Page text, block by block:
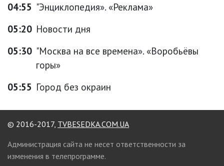
04:55 "Энциклопедия». «Реклама»
05:20 Новости дня
05:30 "Москва на все времена». «Воробьёвы
горы»
05:55 Город без окраин
© 2016-2017, TVBESEDKA.COM.UA
Администрация сайта не несет ответственности за
изменения в телепрограмме.